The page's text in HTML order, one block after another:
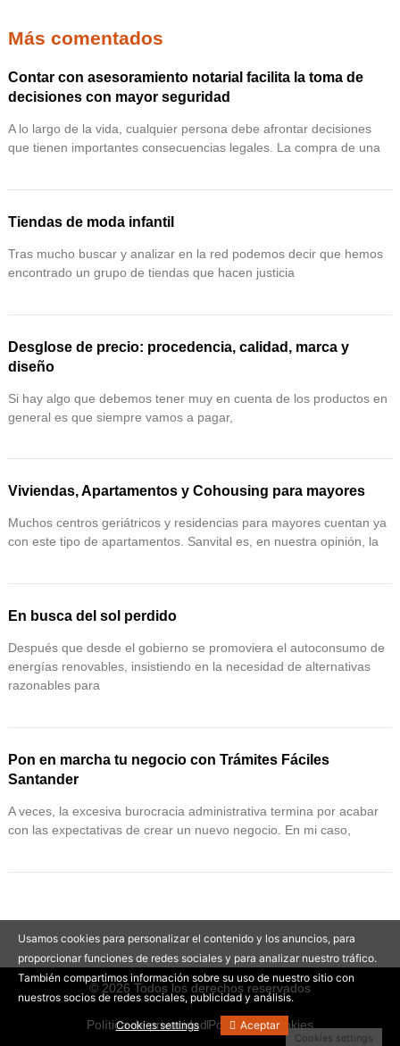
Más comentados
Contar con asesoramiento notarial facilita la toma de
decisiones con mayor seguridad
A lo largo de la vida, cualquier persona debe afrontar decisiones
que tienen importantes consecuencias legales. La compra de una
Tiendas de moda infantil
Tras mucho buscar y analizar en la red podemos decir que hemos
encontrado un grupo de tiendas que hacen justicia
Desglose de precio: procedencia, calidad, marca y
diseño
Si hay algo que debemos tener muy en cuenta de los productos en
general es que siempre vamos a pagar,
Viviendas, Apartamentos y Cohousing para mayores
Muchos centros geriátricos y residencias para mayores cuentan ya
con este tipo de apartamentos. Sanvital es, en nuestra opinión, la
En busca del sol perdido
Después que desde el gobierno se promoviera el autoconsumo de
energías renovables, insistiendo en la necesidad de alternativas
razonables para
Pon en marcha tu negocio con Trámites Fáciles
Santander
A veces, la excesiva burocracia administrativa termina por acabar
con las expectativas de crear un nuevo negocio. En mi caso,
© 2026 Todos los derechos reservados
Política de privacidadPolítica de cookies
Usamos cookies para personalizar el contenido y los anuncios, para
proporcionar funciones de redes sociales y para analizar nuestro tráfico.
También compartimos información sobre su uso de nuestro sitio con
nuestros socios de redes sociales, publicidad y análisis.
Cookies settings Aceptar
Cookies settings